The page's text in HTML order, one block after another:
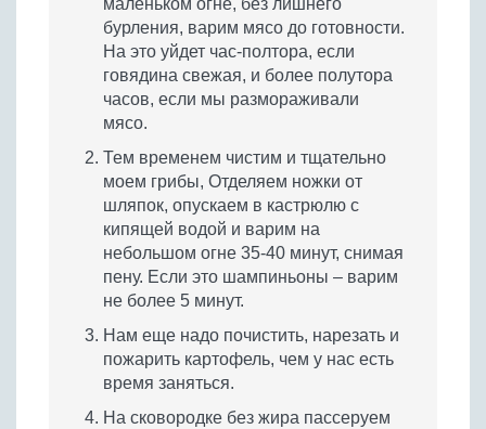
маленьком огне, без лишнего
бурления, варим мясо до готовности.
На это уйдет час-полтора, если
говядина свежая, и более полутора
часов, если мы размораживали
мясо.
Тем временем чистим и тщательно
моем грибы, Отделяем ножки от
шляпок, опускаем в кастрюлю с
кипящей водой и варим на
небольшом огне 35-40 минут, снимая
пену. Если это шампиньоны – варим
не более 5 минут.
Нам еще надо почистить, нарезать и
пожарить картофель, чем у нас есть
время заняться.
На сковородке без жира пассеруем